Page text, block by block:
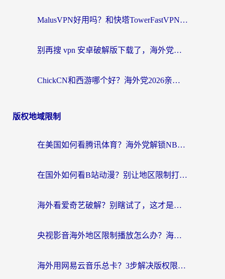
MalusVPN好用吗？和快塔TowerFastVPN对比哪个回国效果更好？海外党亲测实用指南
别再搜 vpn 安卓破解版下载了，海外党回国上网的正确姿势在这里
ChickCN和西游哪个好？海外党2026亲测回国加速器选择指南（附expressvpn中国对比）
版权地域限制
在美国如何看腾讯体育？海外党解锁NBA欧洲杯直播的终极攻略
在国外如何看B站动漫？别让地区限制打断你的追番节奏
海外看爱奇艺破解？别瞎试了，这才是留学生华人追剧看球的正确打开方式
央视影音海外地区限制播放怎么办？海外党亲测有效的回国加速指南
海外用网易云音乐总卡？3步解决版权限制+卡顿，还能听喜马拉雅！